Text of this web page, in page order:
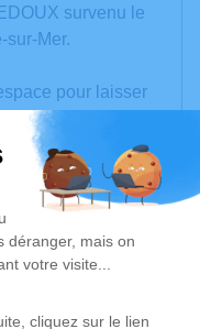
survenu le
sur-Mer.
pour laisser
souvenirs,
à travers des
est un lieu
de Michel
est